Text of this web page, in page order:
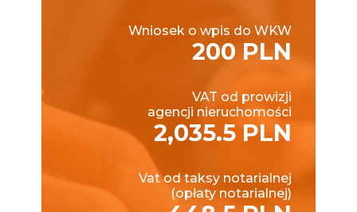
Wniosek o wpis do WKW
200 PLN
VAT od prowizji
agencji nieruchomości
2,035.5 PLN
Vat od taksy notarialnej
(opłaty notarialnej)